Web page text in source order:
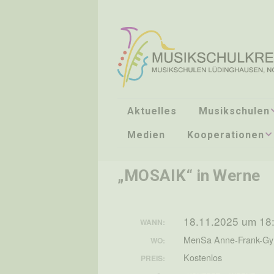
Aktuelles Musikschulen
LEITUNG
ANMELDUNG /
DOWNLOADS
Medien Kooperationen
„MOSAIK“ in Werne
WANN: 18.11.2025 um
WO: MenSa Anne-Frank-
PREIS: Kostenlos